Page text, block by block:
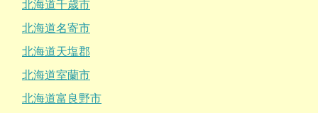
北海道千歳市
北海道名寄市
北海道天塩郡
北海道室蘭市
北海道富良野市